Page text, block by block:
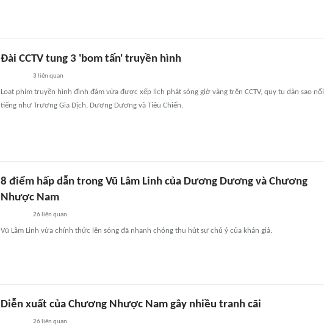
Đài CCTV tung 3 'bom tấn' truyền hình
3 liên quan
Loạt phim truyền hình đình đám vừa được xếp lịch phát sóng giờ vàng trên CCTV, quy tụ dàn sao nổi
tiếng như Trương Gia Dịch, Dương Dương và Tiêu Chiến.
8 điểm hấp dẫn trong Vũ Lâm Linh của Dương Dương và Chương
Nhược Nam
26 liên quan
Vũ Lâm Linh vừa chính thức lên sóng đã nhanh chóng thu hút sự chú ý của khán giả.
Diễn xuất của Chương Nhược Nam gây nhiều tranh cãi
26 liên quan